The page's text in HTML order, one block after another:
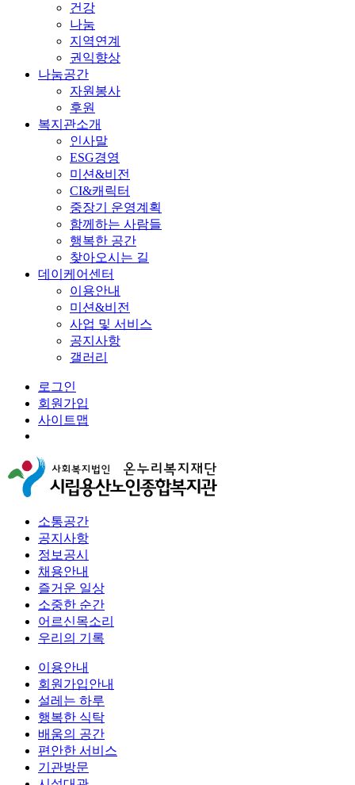
건강
나눔
지역연계
권익향상
나눔공간
자원봉사
후원
복지관소개
인사말
ESG경영
미션&비전
CI&캐릭터
중장기 운영계획
함께하는 사람들
행복한 공간
찾아오시는 길
데이케어센터
이용안내
미션&비전
사업 및 서비스
공지사항
갤러리
로그인
회원가입
사이트맵
소통공간
공지사항
정보공시
채용안내
즐거운 일상
소중한 순간
어르신목소리
우리의 기록
이용안내
회원가입안내
설레는 하루
행복한 식탁
배움의 공간
편안한 서비스
기관방문